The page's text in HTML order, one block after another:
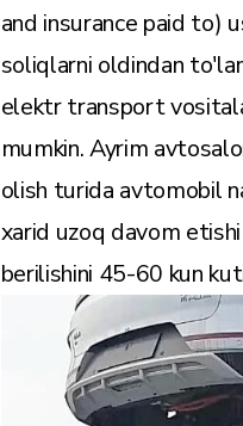
and insurance paid to)
soliqlarni oldindan
elektr transport
mumkin. Ayrim
olish turida avtomobil
xarid uzoq davom
berilishini 45-60 kun